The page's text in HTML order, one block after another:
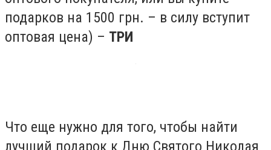
подарков на 1500 грн. – в силу вступит
оптовая цена) – ТРИ
Что еще нужно для того, чтобы найти
лучший подарок к Дню Святого Николая